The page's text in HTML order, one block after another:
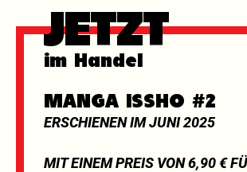
Jetzt
im Handel
MANGA ISSHO #2
ERSCHIENEN IM JUNI 2025
MIT EINEM PREIS VON 6,90 €